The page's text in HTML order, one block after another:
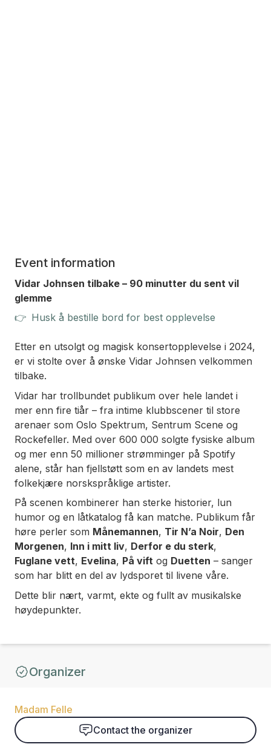
Event information
Vidar Johnsen tilbake – 90 minutter du sent vil
glemme
👉 Husk å bestille bord for best opplevelse
Etter en utsolgt og magisk konsertopplevelse i 2024,
er vi stolte over å ønske Vidar Johnsen velkommen
tilbake.
Vidar har trollbundet publikum over hele landet i
mer enn fire tiår – fra intime klubbscener til store
arenaer som Oslo Spektrum, Sentrum Scene og
Rockefeller. Med over 600 000 solgte fysiske album
og mer enn 50 millioner strømminger på Spotify
alene, står han fjellstøtt som en av landets mest
folkekjære norskspråklige artister.
På scenen kombinerer han sterke historier, lun
humor og en låtkatalog få kan matche. Publikum får
høre perler som Månemannen, Tir N’a Noir, Den
Morgenen, Inn i mitt liv, Derfor e du sterk,
Fuglane vett, Evelina, På vift og Duetten – sanger
som har blitt en del av lydsporet til livene våre.
Dette blir nært, varmt, ekte og fullt av musikalske
høydepunkter.
Organizer
Madam Felle
Contact the organizer